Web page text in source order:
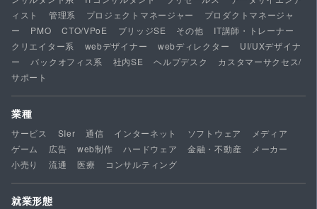
ィスト
管理系 プロジェクトマネージャー
プロダクトマネージャ
ー
PMO CTO/VPoE ブリッジSE その他
IT講師・トレーナー
クリエイター系
webデザイナー webディレクター
UI/UXデザイナ
ー
バックオフィス系 社内SE ヘルプデスク
カスタマーサクセス/
サポート
業種
サービス SIer 通信 インターネット ソフトウェア
メディア
ゲーム
広告 web制作 ハードウェア 金融・不動産
メーカー
小売り
流通 医療 コンサルティング
就業形態